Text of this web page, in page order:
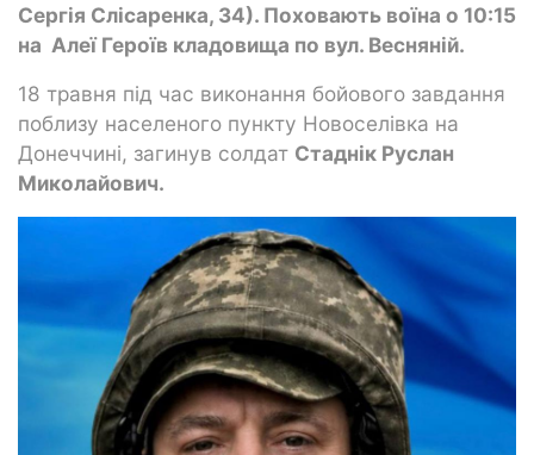
Сергія Слісаренка, 34). Поховають воїна о 10:15
на Алеї Героїв кладовища по вул. Весняній.
18 травня під час виконання бойового завдання
поблизу населеного пункту Новоселівка на
Донеччині, загинув солдат Стаднік Руслан
Миколайович.